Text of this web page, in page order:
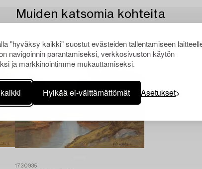
"hyväksy kaikki" suostut evästeiden tallentamiseen
navigoinnin parantamiseksi, verkkosivuston käytön
ja markkinointimme mukauttamiseksi.
Hylkää ei-välttämättömät Asetukset
Muiden katsomia kohteita
1730935